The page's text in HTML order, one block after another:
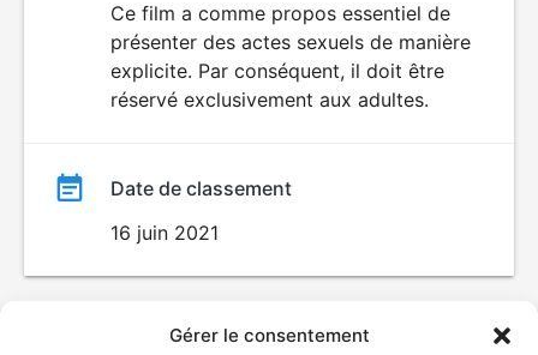
Gérer le consentement
SEXUALITÉ
EXPLICITE
Ce film a comme propos essentiel de
présenter des actes sexuels de manière
explicite. Par conséquent, il doit être
réservé exclusivement aux adultes.
Date de classement
16 juin 2021